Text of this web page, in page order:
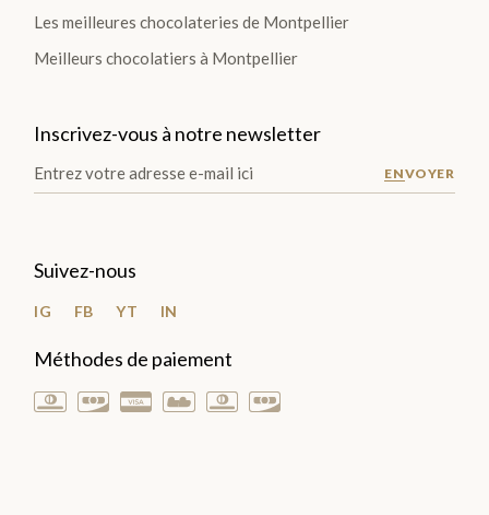
fruits
Pâte
Régionales
TOUTES
Les meilleures chocolateries de Montpellier
Meilleurs chocolatiers à Montpellier
Inscrivez-vous à notre newsletter
ENVOYER
Suivez-nous
IG FB YT IN
Méthodes de paiement